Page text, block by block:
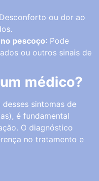
ou dor ao
pescoço: Pode
ou outros sinais de
médico?
sintomas de
é fundamental
O diagnóstico
no tratamento e